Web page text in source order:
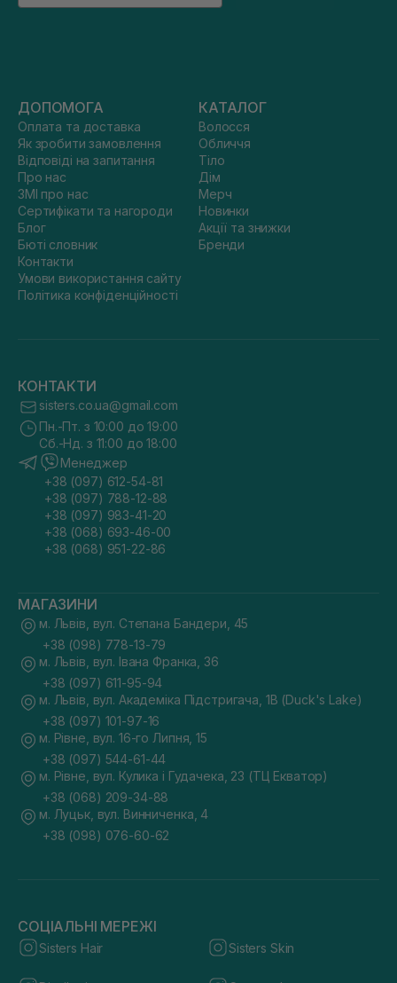
ДОПОМОГА
Оплата та доставка
Як зробити замовлення
Відповіді на запитання
Про нас
ЗМІ про нас
Сертифікати та нагороди
Блог
Бюті словник
Контакти
Умови використання сайту
Політика конфіденційності
КАТАЛОГ
Волосся
Обличчя
Тіло
Дім
Мерч
Новинки
Акції та знижки
Бренди
КОНТАКТИ
sisters.co.ua@gmail.com
Пн.-Пт. з 10:00 до 19:00
Сб.-Нд. з 11:00 до 18:00
Менеджер
+38 (097) 612-54-81
+38 (097) 788-12-88
+38 (097) 983-41-20
+38 (068) 693-46-00
+38 (068) 951-22-86
МАГАЗИНИ
м. Львів, вул. Степана Бандери, 45
+38 (098) 778-13-79
м. Львів, вул. Івана Франка, 36
+38 (097) 611-95-94
м. Львів, вул. Академіка Підстригача, 1В (Duck's Lake)
+38 (097) 101-97-16
м. Рівне, вул. 16-го Липня, 15
+38 (097) 544-61-44
м. Рівне, вул. Кулика і Гудачека, 23 (ТЦ Екватор)
+38 (068) 209-34-88
м. Луцьк, вул. Винниченка, 4
+38 (098) 076-60-62
СОЦІАЛЬНІ МЕРЕЖІ
Sisters Hair Sisters Skin